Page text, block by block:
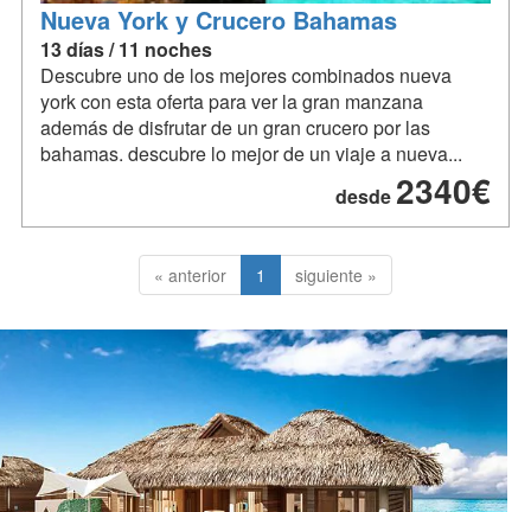
Nueva York y Crucero Bahamas
13 días / 11 noches
Descubre uno de los mejores combinados nueva
york con esta oferta para ver la gran manzana
además de disfrutar de un gran crucero por las
bahamas. descubre lo mejor de un viaje a nueva...
desde 2340€
« anterior 1 siguiente »